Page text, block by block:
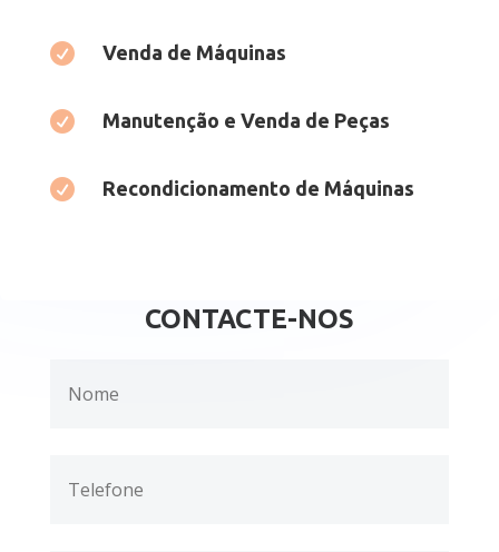
 Venda de Máquinas
 Manutenção e Venda de Peças
 Recondicionamento de Máquinas
CONTACTE-NOS